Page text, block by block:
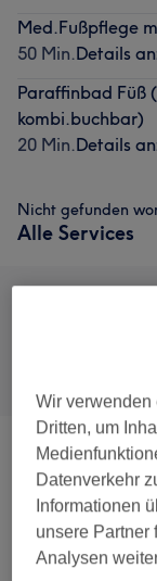
Med.Fußpflege
50 Min.Details
Paraffinbad Füß
kombi.buchbar)
20 Min.Details
Nicht gefunden
Alle Services
Maniküre &
Wir
Dritten, um
Datenverkehr
Informationen
unsere Partner
Analysen